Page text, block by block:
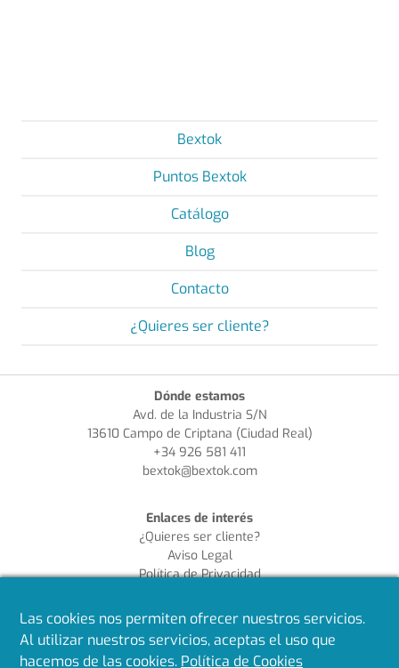
Bextok
Puntos Bextok
Catálogo
Blog
Contacto
¿Quieres ser cliente?
Dónde estamos
Avd. de la Industria S/N
13610 Campo de Criptana (Ciudad Real)
+34 926 581 411
bextok@bextok.com
Enlaces de interés
¿Quieres ser cliente?
Aviso Legal
Política de Privacidad
Política de Calidad
Síguenos en redes
Las cookies nos permiten ofrecer nuestros servicios.
Al utilizar nuestros servicios, aceptas el uso que
hacemos de las cookies. Política de Cookies